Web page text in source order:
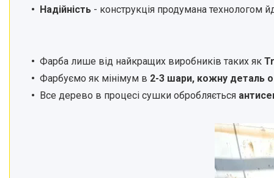
Надійність - конструкція продумана технологом
Фарба лише від найкращих виробників таких як
Фарбуємо як мінімум в 2-3 шари, кожну деталь
Все дерево в процесі сушки обробляється